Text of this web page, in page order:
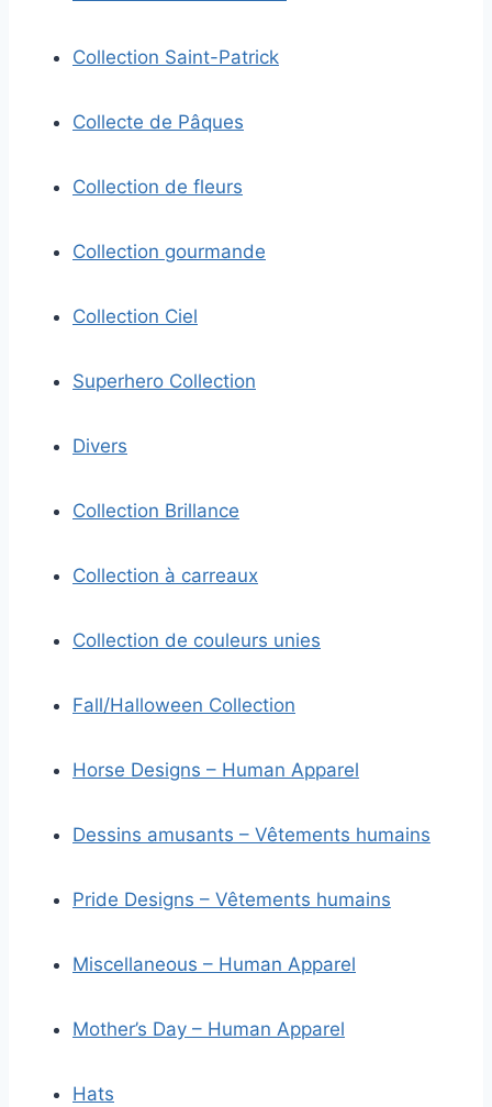
Collection Saint-Patrick
Collecte de Pâques
Collection de fleurs
Collection gourmande
Collection Ciel
Superhero Collection
Divers
Collection Brillance
Collection à carreaux
Collection de couleurs unies
Fall/Halloween Collection
Horse Designs – Human Apparel
Dessins amusants – Vêtements humains
Pride Designs – Vêtements humains
Miscellaneous – Human Apparel
Mother’s Day – Human Apparel
Hats